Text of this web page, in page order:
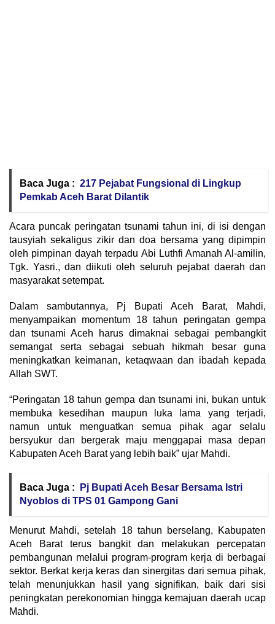
Baca Juga : 217 Pejabat Fungsional di Lingkup
Pemkab Aceh Barat Dilantik
Acara puncak peringatan tsunami tahun ini, di isi dengan
tausyiah sekaligus zikir dan doa bersama yang dipimpin
oleh pimpinan dayah terpadu Abi Luthfi Amanah Al-amilin,
Tgk. Yasri., dan diikuti oleh seluruh pejabat daerah dan
masyarakat setempat.
Dalam sambutannya, Pj Bupati Aceh Barat, Mahdi,
menyampaikan momentum 18 tahun peringatan gempa
dan tsunami Aceh harus dimaknai sebagai pembangkit
semangat serta sebagai sebuah hikmah besar guna
meningkatkan keimanan, ketaqwaan dan ibadah kepada
Allah SWT.
“Peringatan 18 tahun gempa dan tsunami ini, bukan untuk
membuka kesedihan maupun luka lama yang terjadi,
namun untuk menguatkan semua pihak agar selalu
bersyukur dan bergerak maju menggapai masa depan
Kabupaten Aceh Barat yang lebih baik” ujar Mahdi.
Baca Juga :
Pj Bupati Aceh Besar Bersama Istri
Nyoblos di TPS 01 Gampong Gani
Menurut Mahdi, setelah 18 tahun berselang, Kabupaten
Aceh Barat terus bangkit dan melakukan percepatan
pembangunan melalui program-program kerja di berbagai
sektor. Berkat kerja keras dan sinergitas dari semua pihak,
telah menunjukkan hasil yang signifikan, baik dari sisi
peningkatan perekonomian hingga kemajuan daerah ucap
Mahdi.